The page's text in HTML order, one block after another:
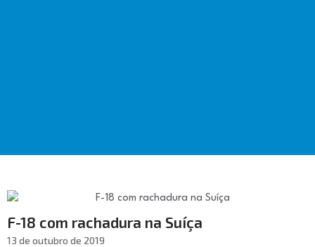
F-18 com rachadura na Suíça
13 de outubro de 2019